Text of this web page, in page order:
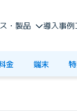
・製品 導入事例
金 端末